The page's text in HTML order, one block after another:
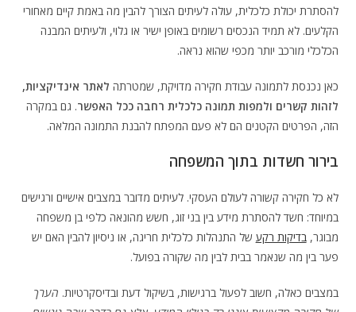
להסתרת יכולת כלכלית, עולה לעיתים הצורך להבין מה באמת קיים מאחורי
הקלעים. לא תמיד הנכסים רשומים באופן ישיר או גלוי, ולעיתים המבנה
הכלכלי מורכב יותר מכפי שהוא נראה.
כאן נכנסת לתמונה עבודת חקירה מדויקת, שמטרתה לאתר אינדיקציות,
לזהות קשרים ולמפות תמונה כלכלית רחבה ככל האפשר. גם במקרה
הזה, הפרטים הקטנים הם לא פעם המפתח להבנת התמונה המלאה.
בירור חשדות בתוך המשפחה
לא כל חקירה קשורה לעולם העסקי. לעיתים מדובר במצבים אישיים ורגישים
במיוחד: חשד להסתרת מידע בין בני זוג, חשש מהונאה כלפי בן משפחה
מבוגר,בדיקות רקע של התנהלות כלכלית חריגה, או ניסיון להבין האם יש
פער בין מה שנאמר בבית לבין מה שקורה בפועל.
במצבים כאלה, חשוב לפעול ברגישות, בשיקול דעת ובדיסקרטיות. הערך